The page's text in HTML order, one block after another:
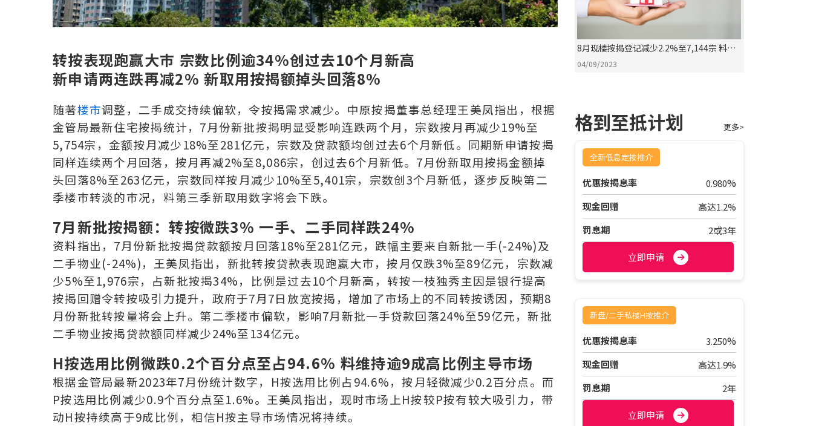
转按表现跑赢大巿 宗数比例逾34%创过去10个月新高
新申请两连跌再减2% 新取用按揭额掉头回落8%
随著楼市调整，二手成交持续偏软，令按揭需求减少。中原按揭董事总经理王美凤指出，根据
金管局最新住宅按揭统计，7月份新批按揭明显受影响连跌两个月，宗数按月再减少19%至
5,754宗，金额按月减少18%至281亿元，宗数及贷款额均创过去6个月新低。同期新申请按揭
同样连续两个月回落，按月再减2%至8,086宗，创过去6个月新低。7月份新取用按揭金额掉
头回落8%至263亿元，宗数同样按月减少10%至5,401宗，宗数创3个月新低，逐步反映第二
季楼巿转淡的巿况，料第三季新取用数字将会下跌。
7月新批按揭额：转按微跌3% 一手、二手同样跌24%
资料指出，7月份新批按揭贷款额按月回落18%至281亿元，跌幅主要来自新批一手(-24%)及
二手物业(-24%)，王美凤指出，新批转按贷款表现跑嬴大巿，按月仅跌3%至89亿元，宗数减
少5%至1,976宗，占新批按揭34%，比例是过去10个月新高，转按一枝独秀主因是银行提高
按揭回赠令转按吸引力提升，政府于7月7日放宽按揭，增加了市场上的不同转按诱因，预期8
月份新批转按量将会上升。第二季楼巿偏软，影响7月新批一手贷款回落24%至59亿元，新批
二手物业按揭贷款额同样减少24%至134亿元。
H按选用比例微跌0.2个百分点至占94.6% 料维持逾9成高比例主导巿场
根据金管局最新2023年7月份统计数字，H按选用比例占94.6%，按月轻微减少0.2百分点。而
P按选用比例减少0.9个百分点至1.6%。王美凤指出，现时市场上H按较P按有较大吸引力，带
动H按持续高于9成比例，相信H按主导巿场情况将持续。
8月现楼按揭登记减少2.2%至7,144宗 料未
来数字下跌
04/09/2023
格到至抵计划 更多>
全新低息定按推介
优惠按揭息率 0.980%
现金回赠
高达1.2%
罚息期
2或3年
立即申请
新盘/二手私楼H按推介
优惠按揭息率 3.250%
现金回赠
高达1.9%
罚息期
2年
立即申请